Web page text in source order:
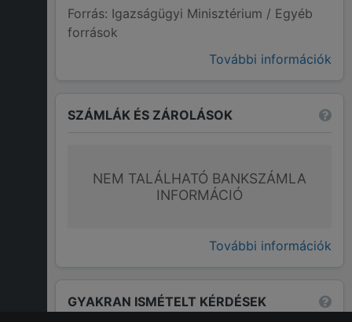
Forrás: Igazságügyi Minisztérium / Egyéb
források
További információk
SZÁMLÁK ÉS ZÁROLÁSOK
NEM TALÁLHATÓ BANKSZÁMLA
INFORMÁCIÓ
További információk
GYAKRAN ISMÉTELT KÉRDÉSEK